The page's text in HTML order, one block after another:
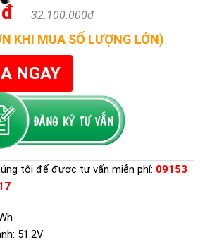
32.100.000đ
KHI MUA SỐ LƯỢNG LỚN)
tôi để được tư vấn miễn phí: 09153
51.2V